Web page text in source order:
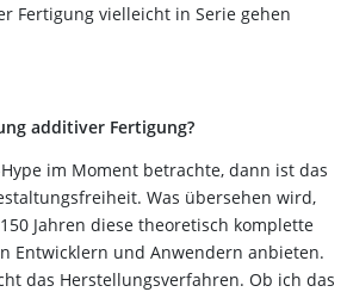
Fertigung vielleicht in Serie gehen
additiver Fertigung?
im Moment betrachte, dann ist das
Was übersehen wird,
Jahren diese theoretisch komplette
Entwicklern und Anwendern anbieten.
das Herstellungsverfahren. Ob ich das